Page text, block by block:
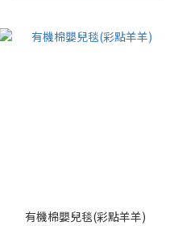
有機棉嬰兒毯(彩點羊羊)